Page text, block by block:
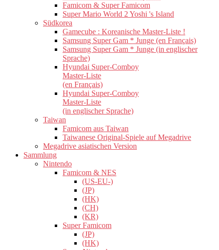
Famicom & Super Famicom
Super Mario World 2 Yoshi 's Island
Südkorea
Gamecube : Koreanische Master-Liste !
Samsung Super Gam * Junge (en Français)
Samsung Super Gam * Junge (in englischer
Sprache)
Hyundai Super-Comboy
Master-Liste
(en Français)
Hyundai Super-Comboy
Master-Liste
(in englischer Sprache)
Taiwan
Famicom aus Taiwan
Taiwanese Original-Spiele auf Megadrive
Megadrive asiatischen Version
Sammlung
Nintendo
Famicom & NES
(US-EU-)
(JP)
(HK)
(CH)
(KR)
Super Famicom
(JP)
(HK)